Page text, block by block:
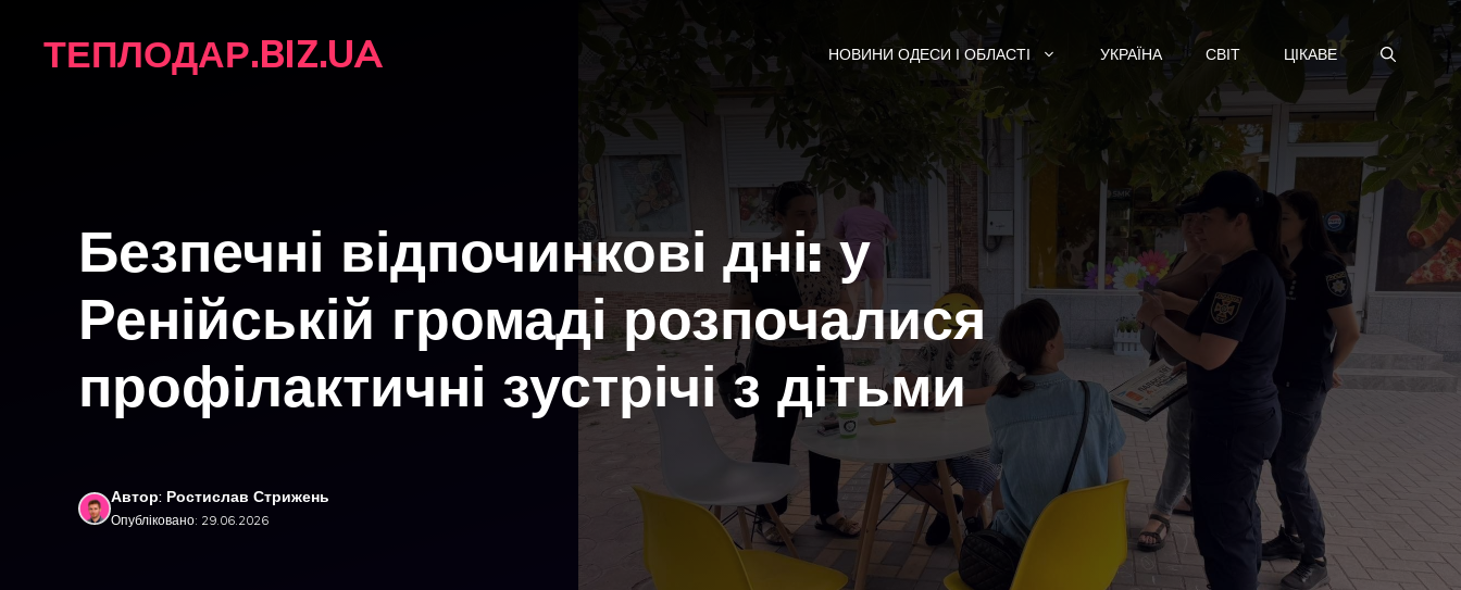
ТЕПЛОДАР.BIZ.UA НОВИНИ ОДЕСИ І ОБЛАСТІ УКРАЇНА СВІТ ЦІКАВЕ
Безпечні відпочинкові дні: у
Ренійській громаді розпочалися
профілактичні зустрічі з дітьми
Автор: Ростислав Стрижень
Опубліковано: 29.06.2026